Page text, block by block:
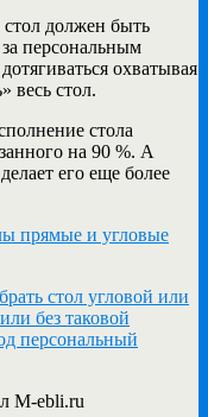
стол должен быть
персональным
охватывая
весь стол.
стола
на 90 %. А
его еще более
прямые и угловые
стол угловой или
без таковой
персональный
M-ebli.ru